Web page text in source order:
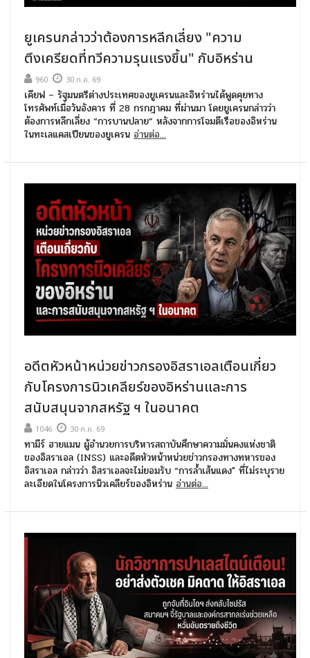
ยูเครนกล่าวว่าต้องการหลีกเลี่ยง "ความ
ตึงเครียดที่ทวีความรุนแรงขึ้น" กับอิหร่าน
960 30 ก.ค. 69
เคียฟ – รัฐมนตรีต่างประเทศของยูเครนและอิหร่านได้พูดคุยทาง
โทรศัพท์เมื่อวันอังคาร ที่ 28 กรกฎาคม ที่ผ่านมา โดยยูเครนกล่าวว่า
ต้องการหลีกเลี่ยง “การบานปลาย” หลังจากการโจมตีเรือของอิหร่าน
ในทะเลแคสเปียนของยูเครน อ่านต่อ...
อดีตหัวหน้าหน่วยข่าวกรองอิสราเอลเตือนเกี่ยว
กับโครงการนิวเคลียร์ของอิหร่านและการ
สนับสนุนจากสหรัฐ ฯ ในอนาคต
1046 30 ก.ค. 69
ทามีร์ ฮายแมน ผู้อำนวยการบริหารสถาบันศึกษาความมั่นคงแห่งชาติ
ของอิสราเอล (INSS) และอดีตหัวหน้าหน่วยข่าวกรองทางทหารของ
อิสราเอล กล่าวว่า อิสราเอลจะไม่ยอมรับ “การล้ำเส้นแดง" ที่ไม่ระบุราย
ละเอียดในโครงการนิวเคลียร์ของอิหร่าน อ่านต่อ...